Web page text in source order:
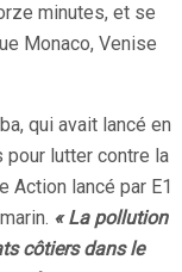
minutes, et se
Monaco, Venise
qui avait lancé en
pour lutter contre la
Action lancé par E1
« La pollution
côtiers dans le